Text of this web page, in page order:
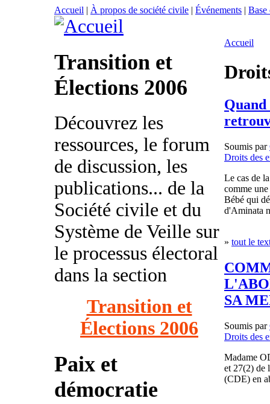
Accueil | À propos de société civile | Événements | Base
Transition et
Élections 2006
Découvrez les
ressources, le forum
de discussion, les
publications... de la
Société civile et du
Système de Veille sur
le processus électoral
dans la section
Transition et
Élections 2006
Paix et
démocratie
Accueil
Soumis par
Droits des
Le cas de
comme
Bébé qui
d'Aminata
» tout le
SA
Soumis par
Droits des
Madame
et 27(2) de
(CDE) en